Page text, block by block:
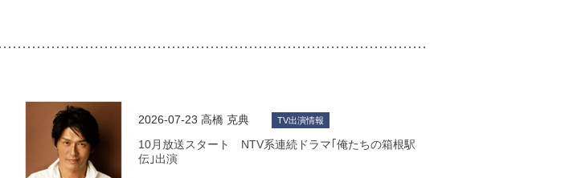
2026-07-23 高橋 克典 TV出演情報
10月放送スタート NTV系連続ドラマ｢俺たちの箱根駅
伝｣出演